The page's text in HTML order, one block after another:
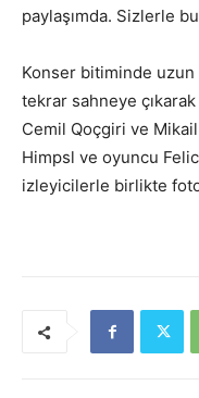
paylaşımda. Sizlerle
Konser bitiminde uzun
tekrar sahneye
Cemil Qoçgiri ve
Himpsl ve oyuncu
izleyicilerle birlikte